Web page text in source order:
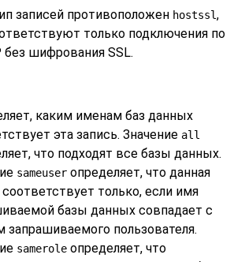
записей противоположен hostssl,
только подключения по
без шифрования SSL.
каким именам баз данных
эта запись. Значение all
что подходят все базы данных.
sameuser определяет, что данная
соответствует только, если имя
базы данных совпадает с
запрашиваемого пользователя.
samerole определяет, что